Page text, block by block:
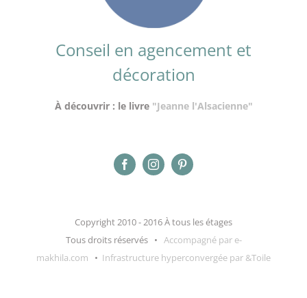
Conseil en agencement et
décoration
À découvrir : le livre "Jeanne l'Alsacienne"
Copyright 2010 - 2016 À tous les étages
Tous droits réservés • Accompagné par e-
makhila.com • Infrastructure hyperconvergée par &Toile